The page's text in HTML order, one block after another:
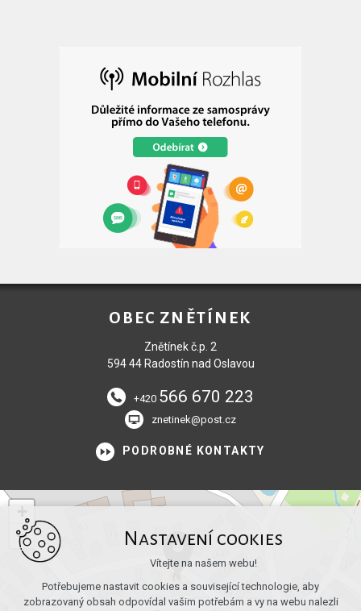
OBEC ZNĚTÍNEK
Znětínek č.p. 2
594 44 Radostín nad Oslavou
+420 566 670 223
znetinek@post.cz
PODROBNÉ KONTAKTY
−
Nastavení cookies
Vítejte na našem webu!
Potřebujeme nastavit cookies a související technologie, aby
zobrazovaný obsah odpovídal vašim potřebám a vy na webu nalezli